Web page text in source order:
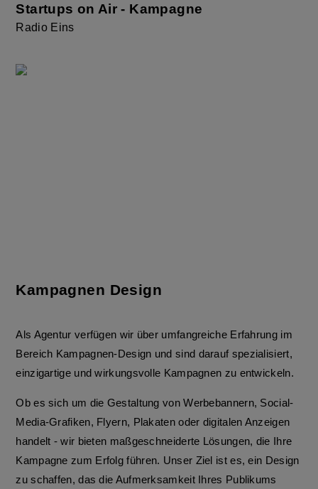
Startups on Air - Kampagne
Radio Eins
Kampagnen Design
Als Agentur verfügen wir über umfangreiche Erfahrung im
Bereich Kampagnen-Design und sind darauf spezialisiert,
einzigartige und wirkungsvolle Kampagnen zu entwickeln.
Ob es sich um die Gestaltung von Werbebannern, Social-
Media-Grafiken, Flyern, Plakaten oder digitalen Anzeigen
handelt - wir bieten maßgeschneiderte Lösungen, die Ihre
Kampagne zum Erfolg führen. Unser Ziel ist es, ein Design
zu schaffen, das die Aufmerksamkeit Ihres Publikums